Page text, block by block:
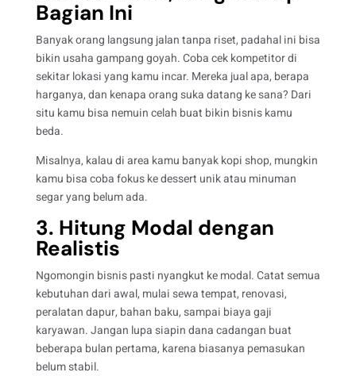
Bagian Ini
Banyak orang langsung jalan tanpa riset, padahal ini bisa
bikin usaha gampang goyah. Coba cek kompetitor di
sekitar lokasi yang kamu incar. Mereka jual apa, berapa
harganya, dan kenapa orang suka datang ke sana? Dari
situ kamu bisa nemuin celah buat bikin bisnis kamu
beda.
Misalnya, kalau di area kamu banyak kopi shop, mungkin
kamu bisa coba fokus ke dessert unik atau minuman
segar yang belum ada.
3. Hitung Modal dengan
Realistis
Ngomongin bisnis pasti nyangkut ke modal. Catat semua
kebutuhan dari awal, mulai sewa tempat, renovasi,
peralatan dapur, bahan baku, sampai biaya gaji
karyawan. Jangan lupa siapin dana cadangan buat
beberapa bulan pertama, karena biasanya pemasukan
belum stabil.